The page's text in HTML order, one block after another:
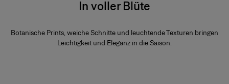
In voller Blüte
Botanische Prints, weiche Schnitte und leuchtende Texturen bringen
Leichtigkeit und Eleganz in die Saison.